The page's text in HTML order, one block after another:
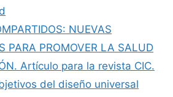
NUEVAS
PARA PROMOVER LA SALUD
Artículo para la revista CIC.
del diseño universal